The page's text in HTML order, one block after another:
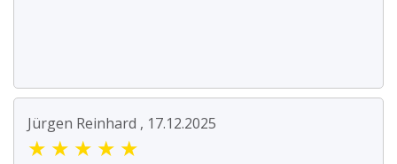
Jürgen Reinhard , 17.12.2025
★ ★ ★ ★ ★